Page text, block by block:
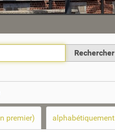
premier) alphabétiquement